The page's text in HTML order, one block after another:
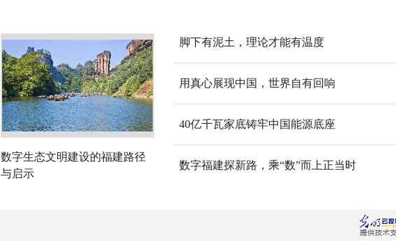
数字生态文明建设的福建路径
与启示
脚下有泥土，理论才能有温度
用真心展现中国，世界自有回响
40亿千瓦家底铸牢中国能源底座
数字福建探新路，乘“数”而上正当时